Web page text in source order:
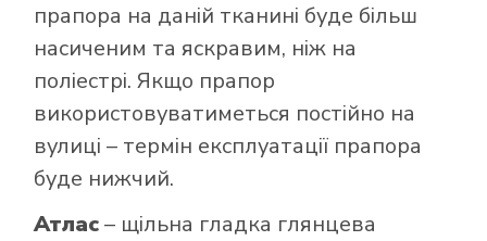
прапора на даній тканині буде більш
насиченим та яскравим, ніж на
поліестрі. Якщо прапор
використовуватиметься постійно на
вулиці – термін експлуатації прапора
буде нижчий.
Атлас– щільна гладка глянцева